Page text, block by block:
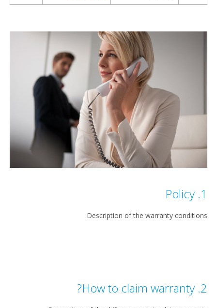
1. Policy
Description of the warranty conditions.
2. How to claim warranty?